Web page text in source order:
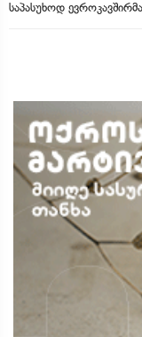
საპასუხოდ